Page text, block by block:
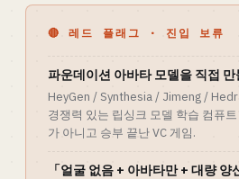
🔴 레드 플래그 · 진입 보류
파운데이션 아바타 모델을 직접 만
HeyGen / Synthesia / Jimeng /
경쟁력 있는 립싱크 모델 학습 컴퓨
가 아니고 승부 끝난 VC 게임.
「얼굴 없음 + 아바타만 + 대량 양